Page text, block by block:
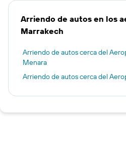
Arriendo de autos en los
Marrakech
Arriendo de autos cerca del
Menara
Arriendo de autos cerca del